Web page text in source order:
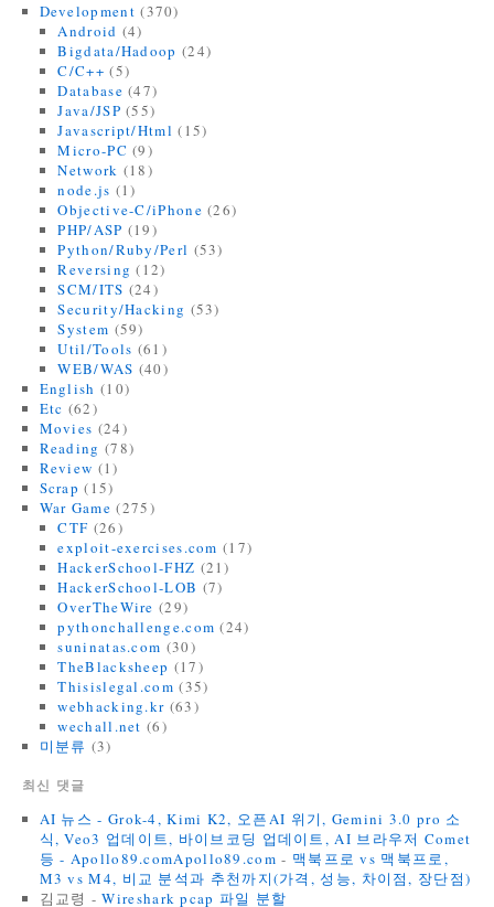
Development (370)
Android (4)
Bigdata/Hadoop (24)
C/C++ (5)
Database (47)
Java/JSP (55)
Javascript/Html (15)
Micro-PC (9)
Network (18)
node.js (1)
Objective-C/iPhone (26)
PHP/ASP (19)
Python/Ruby/Perl (53)
Reversing (12)
SCM/ITS (24)
Security/Hacking (53)
System (59)
Util/Tools (61)
WEB/WAS (40)
English (10)
Etc (62)
Movies (24)
Reading (78)
Review (1)
Scrap (15)
War Game (275)
CTF (26)
exploit-exercises.com (17)
HackerSchool-FHZ (21)
HackerSchool-LOB (7)
OverTheWire (29)
pythonchallenge.com (24)
suninatas.com (30)
TheBlacksheep (17)
Thisislegal.com (35)
webhacking.kr (63)
wechall.net (6)
미분류 (3)
최신 댓글
AI 뉴스 - Grok-4, Kimi K2, 오픈AI 위기, Gemini 3.0 pro 소
식, Veo3 업데이트, 바이브코딩 업데이트, AI 브라우저 Comet
등 - Apollo89.comApollo89.com - 맥북프로 vs 맥북프로,
M3 vs M4, 비교 분석과 추천까지(가격, 성능, 차이점, 장단점)
김교령 -Wireshark pcap 파일 분할